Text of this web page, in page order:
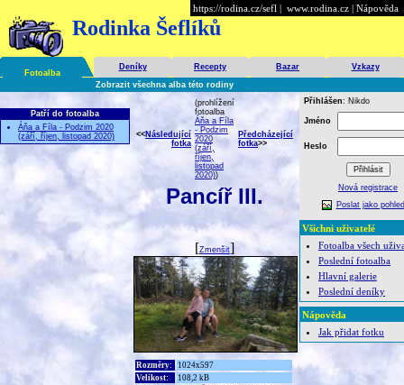
https://rodina.cz/sefl | www.rodina.cz | Nápověda
Rodinka Šeflíků
Fotoalba
Deníky Recepty Bazar
Vzkazy
Zobrazit všechna alba této rodiny
Patří do fotoalba
Áňa a Fíla - Podzim 2020
(září, říjen, listopad 2020)
<<Následující
fotka
(prohlížení
fotoalba
Áňa a Fíla
- Podzim
2020
(září,
říjen,
listopad
2020))
Předcházející
fotka>>
Pancíř III.
[Zmenšit]
Rozměry:
1024x597
Velikost:
108,2 kB
Přihlášen: Nikdo
Jméno
Heslo
Nová registrace
Poslat jako
Všichni uživatelé
Fotoalba všech
Poslední fotoalba
Hlavní galerie
Poslední deníky
Nápověda
Jak přidat fotku